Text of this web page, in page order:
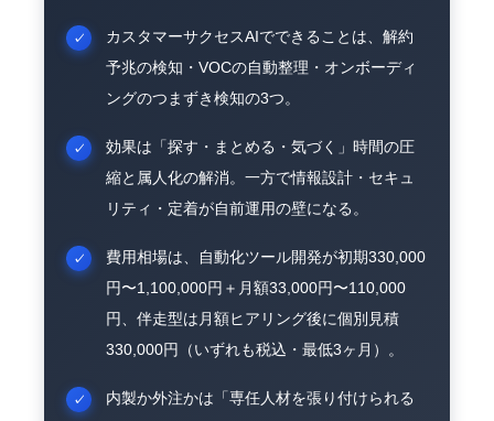
カスタマーサクセスAIでできることは、解約
予兆の検知・VOCの自動整理・オンボーディ
ングのつまずき検知の3つ。
効果は「探す・まとめる・気づく」時間の圧
縮と属人化の解消。一方で情報設計・セキュ
リティ・定着が自前運用の壁になる。
費用相場は、自動化ツール開発が初期330,000
円〜1,100,000円＋月額33,000円〜110,000
円、伴走型は月額ヒアリング後に個別見積
330,000円（いずれも税込・最低3ヶ月）。
内製か外注かは「専任人材を張り付けられる